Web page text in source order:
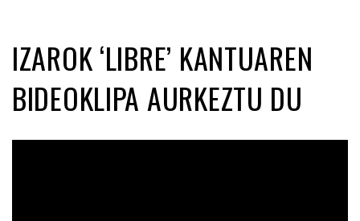
IZAROK ‘LIBRE’ KANTUAREN
BIDEOKLIPA AURKEZTU DU